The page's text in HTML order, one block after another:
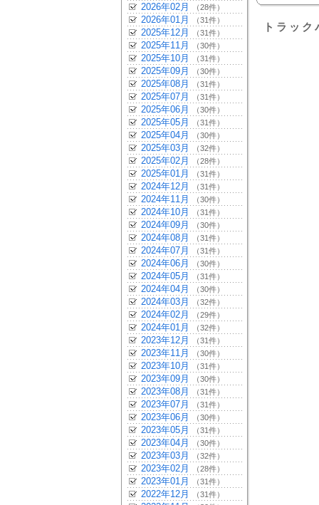
2026年02月 （28件）
2026年01月 （31件）
2025年12月 （31件）
2025年11月 （30件）
2025年10月 （31件）
2025年09月 （30件）
2025年08月 （31件）
2025年07月 （31件）
2025年06月 （30件）
2025年05月 （31件）
2025年04月 （30件）
2025年03月 （32件）
2025年02月 （28件）
2025年01月 （31件）
2024年12月 （31件）
2024年11月 （30件）
2024年10月 （31件）
2024年09月 （30件）
2024年08月 （31件）
2024年07月 （31件）
2024年06月 （30件）
2024年05月 （31件）
2024年04月 （30件）
2024年03月 （32件）
2024年02月 （29件）
2024年01月 （32件）
2023年12月 （31件）
2023年11月 （30件）
2023年10月 （31件）
2023年09月 （30件）
2023年08月 （31件）
2023年07月 （31件）
2023年06月 （30件）
2023年05月 （31件）
2023年04月 （30件）
2023年03月 （32件）
2023年02月 （28件）
2023年01月 （31件）
2022年12月 （31件）
トラッ